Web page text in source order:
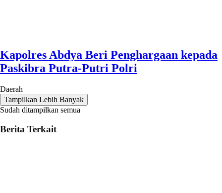
Kapolres Abdya Beri Penghargaan kepada
Paskibra Putra-Putri Polri
Daerah
Tampilkan Lebih Banyak
Sudah ditampilkan semua
Berita Terkait